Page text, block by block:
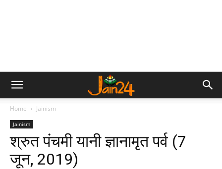
Home Jainism
Jainism
श्रुत पंचमी यानी ज्ञानामृत पर्व (7
जून, 2019)